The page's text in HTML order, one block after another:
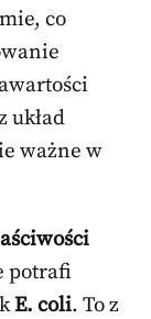
co
układ
ważne w
potrafi
E. coli. To z